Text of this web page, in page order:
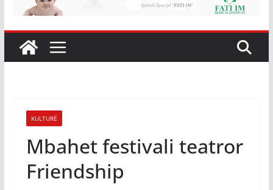
KULTURË
Mbahet festivali teatror
Friendship